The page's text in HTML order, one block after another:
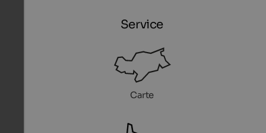
Service
Carte